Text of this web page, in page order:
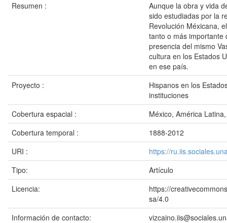
Resumen :
Aunque la obra y vida
sido estudiadas por la
Revolución Méxicana,
tanto o más importante
presencia del mismo
cultura en los Estados
en ese país.
Proyecto :
Hispanos en los
instituciones
Cobertura espacial :
México, América
Cobertura temporal :
1888-2012
URI :
https://
Tipo:
Artículo
Licencia:
https://
sa/4.0
Información de contacto: